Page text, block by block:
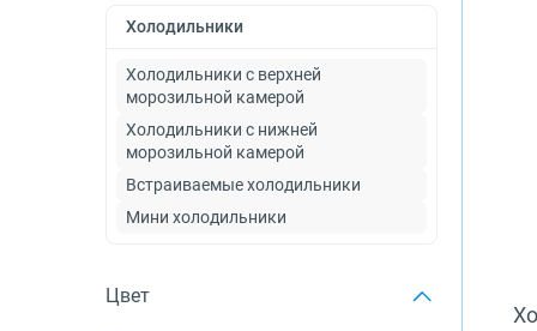
Варочные панели
Микроволновые печи
Библиотека
Холодильники
Холодильники с верхней
морозильной камерой
Холодильники с нижней
морозильной камерой
Встраиваемые холодильники
Мини холодильники
Цвет